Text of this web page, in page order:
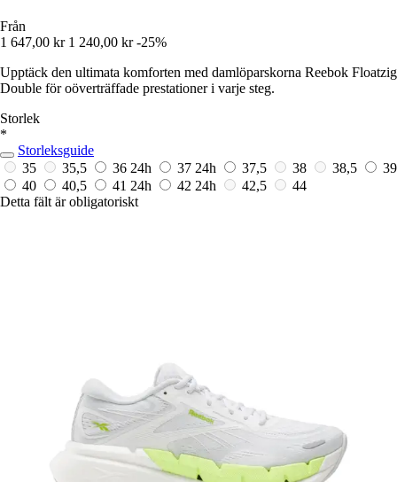
Från
1 647,00 kr 1 240,00 kr -25%
Upptäck den ultimata komforten med damlöparskorna Reebok Floatzig
Double för oöverträffade prestationer i varje steg.
Storlek
*
Storleksguide
35
35,5 36 24h 37 24h 37,5 38 38,5
39
40
40,5 41 24h 42 24h 42,5
44
Detta fält är obligatoriskt